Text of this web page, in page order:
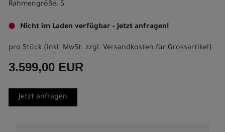
Rahmengröße: S
Nicht im Laden verfügbar - Jetzt anfragen!
pro Stück (inkl. MwSt. zzgl. Versandkosten für Grossartikel)
3.599,00 EUR
Jetzt anfragen